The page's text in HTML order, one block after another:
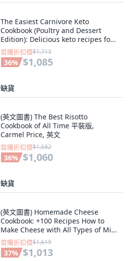
The Easiest Carnivore Keto
Cookbook (Poultry and Dessert
Edition): Delicious keto recipes for
beginners 精裝版, David Kim, 英文
首購折扣價$1,713
36% $1,085
缺貨
(英文圖書) The Best Risotto
Cookbook of All Time 平裝版,
Carmel Price, 英文
首購折扣價$1,682
36% $1,060
缺貨
(英文圖書) Homemade Cheese
Cookbook: +100 Recipes How to
Make Cheese with All Types of Milk
平裝版, Lee Stevens, 英文
首購折扣價$1,619
37% $1,013